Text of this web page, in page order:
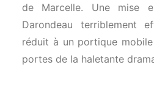
de Marcelle. Une mise
Darondeau terriblement
réduit à un portique
portes de la haletante